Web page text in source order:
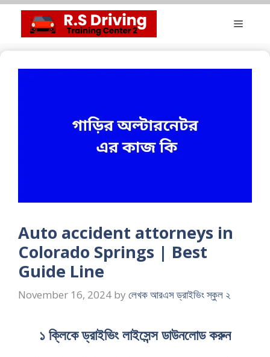
content
Menu
Auto accident attorneys in
Colorado Springs | Best
Guide Line
November 16, 2024 by লেখক আরএস ড্রাইভিং স্কুল ২
১ ক্লিকে ড্রাইভিং লাইসেন্স ডাউনলোড করুন